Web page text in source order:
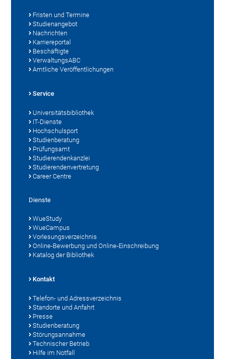
Fristen und Termine
Studienangebot
Nachrichten
Karriereportal
Beschäftigte
VerwaltungsABC
Amtliche Veröffentlichungen
Service
Universitätsbibliothek
IT-Dienste
Hochschulsport
Studienberatung
Prüfungsamt
Studierendenkanzlei
Studierendenvertretung
Career Centre
Dienste
WueStudy
WueCampus
Vorlesungsverzeichnis
Online-Bewerbung und Online-Einschreibung
Katalog der Bibliothek
Kontakt
Telefon- und Adressverzeichnis
Standorte und Anfahrt
Presse
Studienberatung
Störungsannahme
Technischer Betrieb
Hilfe im Notfall